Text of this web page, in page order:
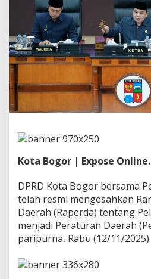
n
d
u
n
g
a
n
G
u
r
R
K
t
a
B
o
Kota Bogor | Expose
DPRD Kota Bogor bersama
telah resmi mengesahkan
Daerah (Raperda) tentang
menjadi Peraturan Daerah
paripurna, Rabu (12/11/2025).